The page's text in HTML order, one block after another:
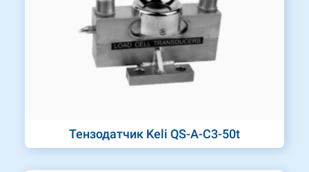
Тензодатчик Keli QS-A-C3-50t